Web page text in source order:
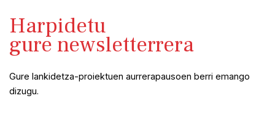
Harpidetu
gure newsletterrera
Gure lankidetza-proiektuen aurrerapausoen berri emango
dizugu.